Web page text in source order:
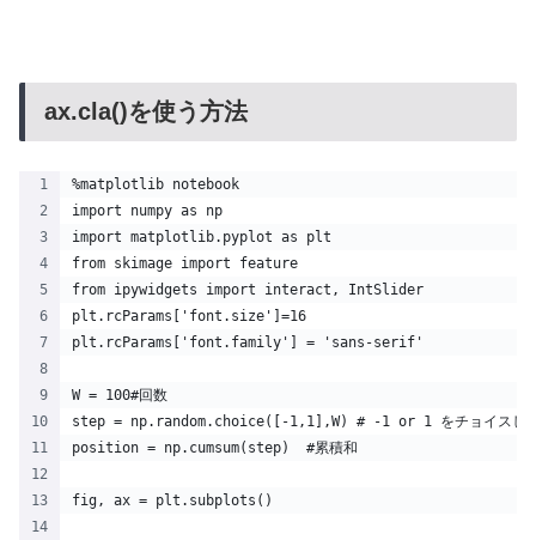
ax.cla()を使う方法
%matplotlib notebook
import numpy as np
import matplotlib.pyplot as plt
from skimage import feature
from ipywidgets import interact, IntSlider
plt.rcParams['font.size']=16
plt.rcParams['font.family'] = 'sans-serif'
W = 100#回数
step = np.random.choice([-1,1],W) # -1 or 1 をチョイスした
position = np.cumsum(step)  #累積和
fig, ax = plt.subplots()